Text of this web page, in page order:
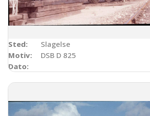
Sted:
Slagelse
Motiv:
DSB D 825
Dato: